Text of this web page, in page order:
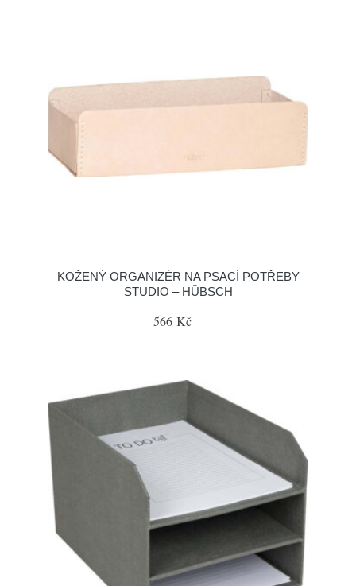
KOŽENÝ ORGANIZÉR NA PSACÍ POTŘEBY
STUDIO – HÜBSCH
566 Kč